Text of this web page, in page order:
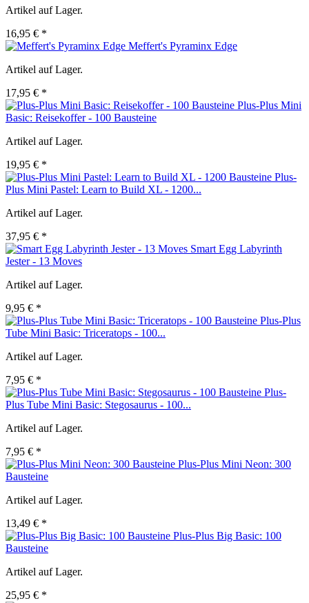
Artikel auf Lager.
16,95 € *
Meffert's Pyraminx Edge
Artikel auf Lager.
17,95 € *
Plus-Plus Mini
Basic: Reisekoffer - 100 Bausteine
Artikel auf Lager.
19,95 € *
Plus-
Plus Mini Pastel: Learn to Build XL - 1200...
Artikel auf Lager.
37,95 € *
Smart Egg Labyrinth
Jester - 13 Moves
Artikel auf Lager.
9,95 € *
Plus-Plus
Tube Mini Basic: Triceratops - 100...
Artikel auf Lager.
7,95 € *
Plus-
Plus Tube Mini Basic: Stegosaurus - 100...
Artikel auf Lager.
7,95 € *
Plus-Plus Mini Neon: 300
Bausteine
Artikel auf Lager.
13,49 € *
Plus-Plus Big Basic: 100
Bausteine
Artikel auf Lager.
25,95 € *